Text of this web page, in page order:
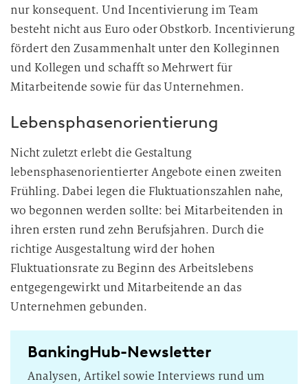
nur konsequent. Und Incentivierung im Team
besteht nicht aus Euro oder Obstkorb. Incentivierung
fördert den Zusammenhalt unter den Kolleginnen
und Kollegen und schafft so Mehrwert für
Mitarbeitende sowie für das Unternehmen.
Lebensphasenorientierung
Nicht zuletzt erlebt die Gestaltung
lebensphasenorientierter Angebote einen zweiten
Frühling. Dabei legen die Fluktuationszahlen nahe,
wo begonnen werden sollte: bei Mitarbeitenden in
ihren ersten rund zehn Berufsjahren. Durch die
richtige Ausgestaltung wird der hohen
Fluktuationsrate zu Beginn des Arbeitslebens
entgegengewirkt und Mitarbeitende an das
Unternehmen gebunden.
BankingHub-Newsletter
Analysen, Artikel sowie Interviews rund um